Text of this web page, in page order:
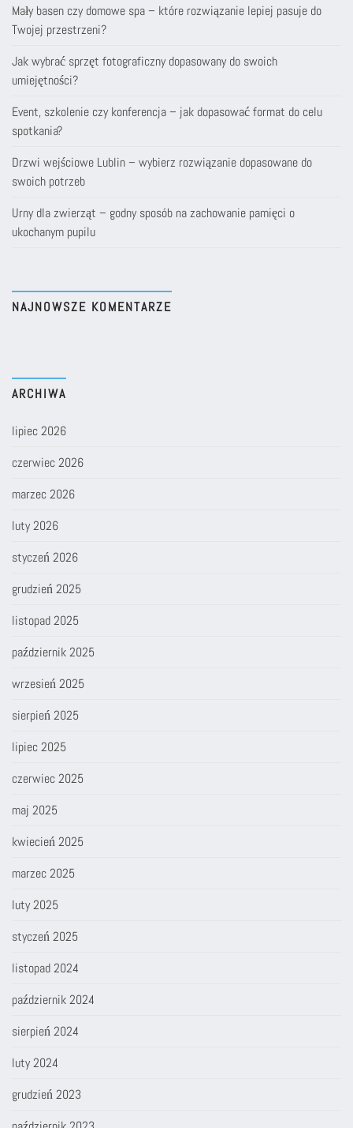
Mały basen czy domowe spa – które rozwiązanie lepiej pasuje do
Twojej przestrzeni?
Jak wybrać sprzęt fotograficzny dopasowany do swoich
umiejętności?
Event, szkolenie czy konferencja – jak dopasować format do celu
spotkania?
Drzwi wejściowe Lublin – wybierz rozwiązanie dopasowane do
swoich potrzeb
Urny dla zwierząt – godny sposób na zachowanie pamięci o
ukochanym pupilu
NAJNOWSZE KOMENTARZE
ARCHIWA
lipiec 2026
czerwiec 2026
marzec 2026
luty 2026
styczeń 2026
grudzień 2025
listopad 2025
październik 2025
wrzesień 2025
sierpień 2025
lipiec 2025
czerwiec 2025
maj 2025
kwiecień 2025
marzec 2025
luty 2025
styczeń 2025
listopad 2024
październik 2024
sierpień 2024
luty 2024
grudzień 2023